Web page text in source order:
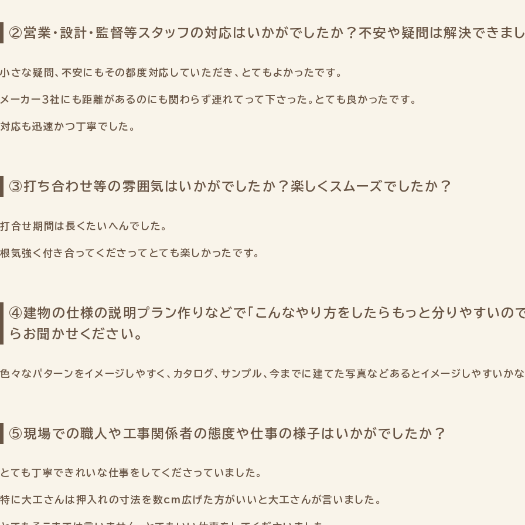
②営業・設計・監督等スタッフの対応はいかがでしたか？不安や疑問は解決できま
小さな疑問、不安にもその都度対応していただき、とてもよかったです。
メーカー３社にも距離があるのにも関わらず連れてって下さった。とても良かったです。
対応も迅速かつ丁寧でした。
③打ち合わせ等の雰囲気はいかがでしたか？楽しくスムーズでしたか？
打合せ期間は長くたいへんでした。
根気強く付き合ってくださってとても楽しかったです。
④建物の仕様の説明プラン作りなどで「こんなやり方をしたらもっと分りやすいの
らお聞かせください。
色々なパターンをイメージしやすく、カタログ、サンプル、今までに建てた写真などあるとイメージしやすいか
⑤現場での職人や工事関係者の態度や仕事の様子はいかがでしたか？
とても丁寧できれいな仕事をしてくださっていました。
特に大工さんは押入れの寸法を数cm広げた方がいいと大工さんが言いました。